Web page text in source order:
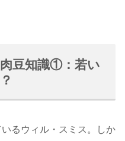
豆知識①：若い
るウィル・スミス。しか